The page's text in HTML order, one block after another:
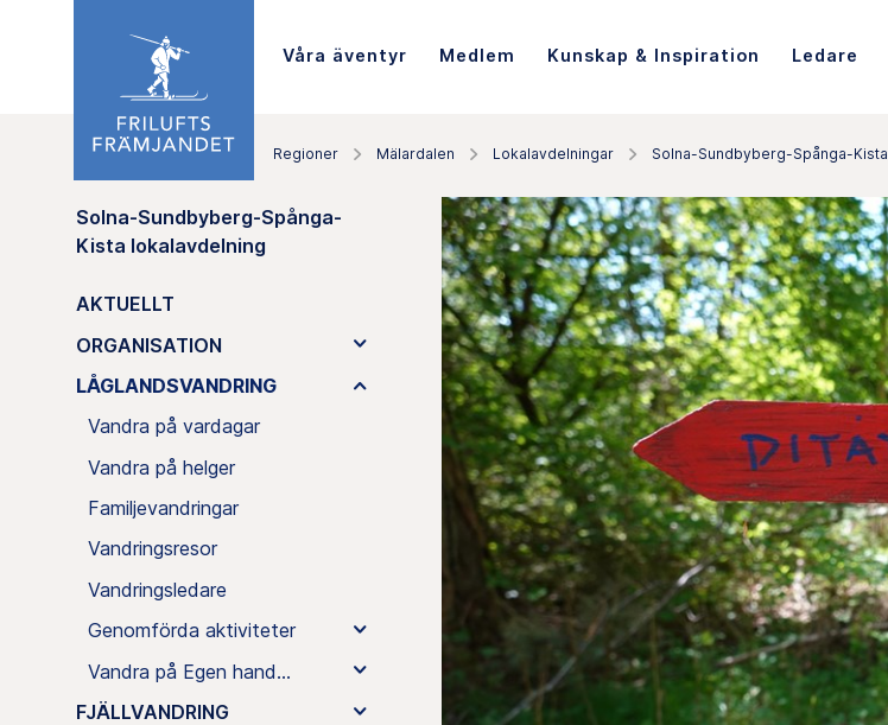
Våra äventyr Medlem Kunskap & Inspiration Ledare
Regioner Mälardalen Lokalavdelningar Solna-Sundbyberg-Spånga-Kista
Solna-Sundbyberg-Spånga-
Kista lokalavdelning
AKTUELLT
ORGANISATION
LÅGLANDSVANDRING
Vandra på vardagar
Vandra på helger
Familjevandringar
Vandringsresor
Vandringsledare
Genomförda aktiviteter
Vandra på Egen hand...
FJÄLLVANDRING